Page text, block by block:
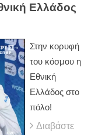
Ελλάδος
Στην κορυφή
του κόσμου η
Εθνική
Ελλάδος στο
πόλο!
Διαβάστε